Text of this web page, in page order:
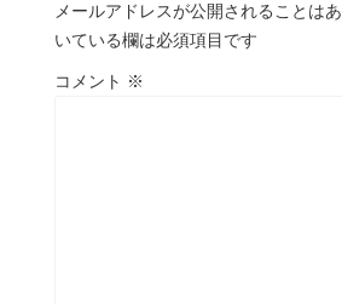
メールアドレスが公開されることはあ
いている欄は必須項目です
コメント ※